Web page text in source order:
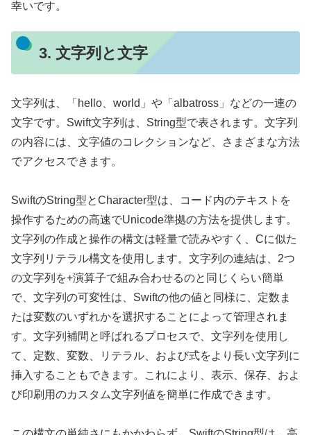
幸いです。
3. 文字列と文字
文字列は、「hello、world」や「albatross」などの一連の
文字です。Swift文字列は、String型で表されます。文字列
の内容には、文字値のコレクションなど、さまざまな方法
でアクセスできます。
SwiftのString型とCharacter型は、コード内のテキストを
操作するための高速でUnicode準拠の方法を提供します。
文字列の作成と操作の構文は軽量で読みやすく、Cに似た
文字列リテラル構文を使用します。文字列の連結は、2つ
の文字列を+演算子で組み合わせるのと同じくらい簡単
で、文字列の可変性は、Swiftの他の値と同様に、定数ま
たは変数のいずれかを選択することによって管理されま
す。文字列補間と呼ばれるプロセスで、文字列を使用し
て、定数、変数、リテラル、および式をより長い文字列に
挿入することもできます。これにより、表示、保存、およ
び印刷用のカスタム文字列値を簡単に作成できます。